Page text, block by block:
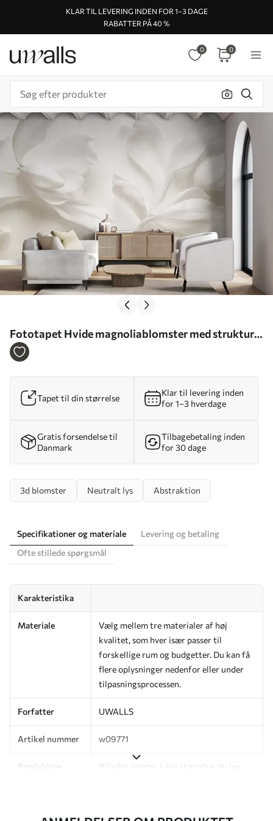
KLAR TIL LEVERING INDEN FOR 1–3 DAGE
RABATTER PÅ 40 %
0 0
Fototapet Hvide magnoliablomster med struktur
og fine kronblade på en sløret, lys baggrund Nr.
Tapet til din størrelse
Klar til levering inden
for 1–3 hverdage
Gratis forsendelse til
Danmark
Tilbagebetaling inden
for 30 dage
3d blomster Neutralt lys Abstraktion
Specifikationer og materiale
Levering og betaling
Ofte stillede spørgsmål
Karakteristika
Materiale
Vælg mellem tre materialer af høj
kvalitet, som hver især passer til
forskellige rum og budgetter. Du kan få
flere oplysninger nedenfor eller under
tilpasningsprocessen.
Forfatter UWALLS
Artikel nummer w09771
Produktion
Billedet printes i den størrelse, du har